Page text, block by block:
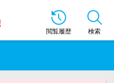
閲覧履歴 検索